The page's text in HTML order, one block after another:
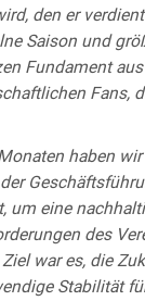
den er
Saison und
Fundament
Fans,
haben
um eine
des
war es, die
Stabilität